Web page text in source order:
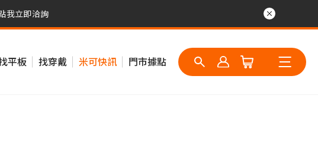
我立即洽詢
立即洽詢
平板 找穿戴 米可快訊 門市據點